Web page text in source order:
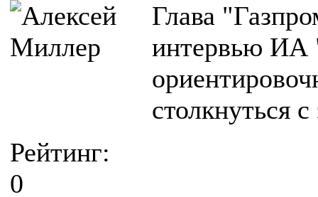
Глава
интервью ИА
столкнуться
Рейтинг:
0